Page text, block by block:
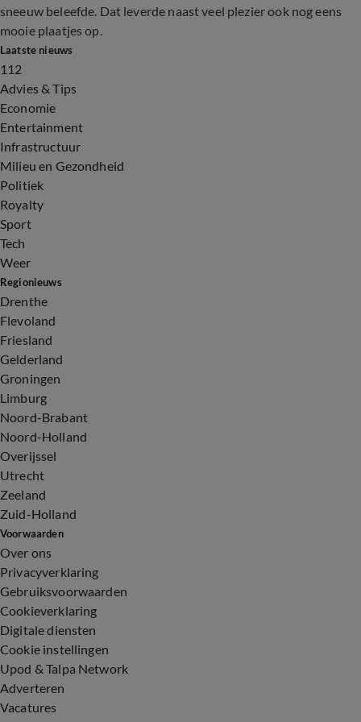
sneeuw beleefde. Dat leverde naast veel plezier ook nog eens
mooie plaatjes op.
Laatste nieuws
112
Advies & Tips
Economie
Entertainment
Infrastructuur
Milieu en Gezondheid
Politiek
Royalty
Sport
Tech
Weer
Regionieuws
Drenthe
Flevoland
Friesland
Gelderland
Groningen
Limburg
Noord-Brabant
Noord-Holland
Overijssel
Utrecht
Zeeland
Zuid-Holland
Voorwaarden
Over ons
Privacyverklaring
Gebruiksvoorwaarden
Cookieverklaring
Digitale diensten
Cookie instellingen
Upod & Talpa Network
Adverteren
Vacatures